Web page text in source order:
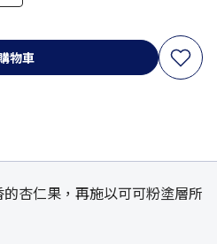
物車
杏仁果，再施以可可粉塗層所